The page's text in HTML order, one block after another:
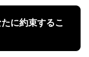
に約束するこ